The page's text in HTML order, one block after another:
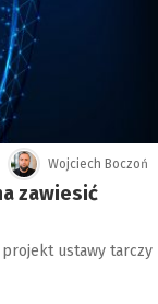
Wojciech Boczoń
zawiesić
ustawy tarczy